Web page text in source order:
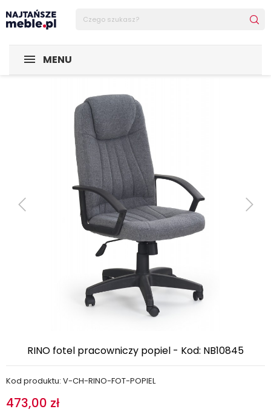
MENU
Sklep Najtańsze-meble
RINO fotel pracowniczy popiel - Kod: NB10845
Kod produktu: V-CH-RINO-FOT-POPIEL
473,00 zł